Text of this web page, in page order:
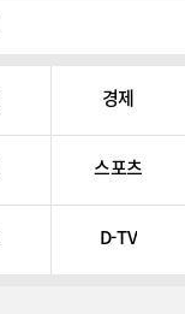
경제
스포츠
D-TV